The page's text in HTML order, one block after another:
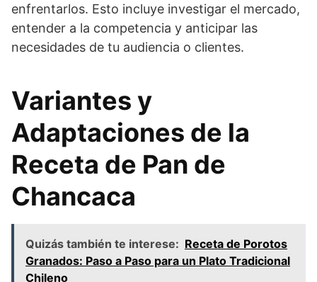
enfrentarlos. Esto incluye investigar el mercado,
entender a la competencia y anticipar las
necesidades de tu audiencia o clientes.
Variantes y
Adaptaciones de la
Receta de Pan de
Chancaca
Quizás también te interese: Receta de Porotos
Granados: Paso a Paso para un Plato Tradicional
Chileno